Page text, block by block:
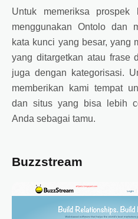
Untuk memeriksa
menggunakan Ontolo dan
kata kunci yang besar, yang
yang ditargetkan atau frase
juga dengan kategorisasi.
memberikan kami tempat
dan situs yang bisa lebih
Anda sebagai tamu.
Buzzstream